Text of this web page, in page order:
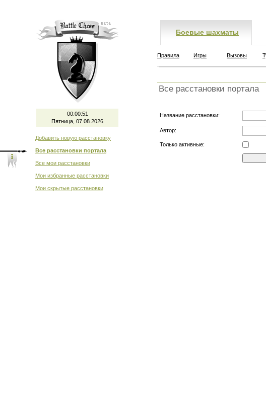
00:00:51
Пятница, 07.08.2026
Добавить новую расстановку
Все расстановки портала
Все мои расстановки
Мои избранные расстановки
Мои скрытые расстановки
Боевые шахматы
Правила Игры Вызовы
Все расстановки портала
Название расстановки:
Автор:
Только активные: